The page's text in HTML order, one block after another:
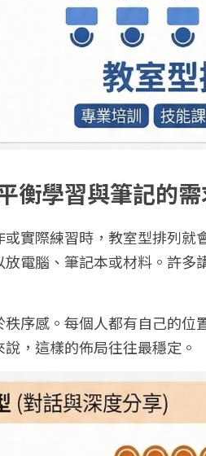
衡學習與筆記的
實際練習時，教室型排列
電腦、筆記本或材料。許
序感。每個人都有自己的
，這樣的佈局往往最穩定。